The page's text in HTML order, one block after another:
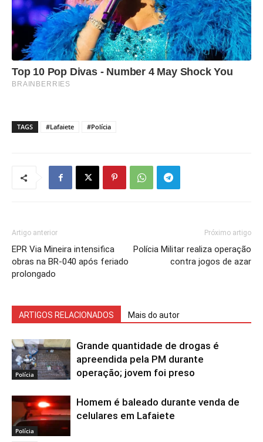
TAGS #Lafaiete #Polícia
Artigo anterior
EPR Via Mineira intensifica
obras na BR-040 após feriado
prolongado
Próximo artigo
Polícia Militar realiza operação
contra jogos de azar
ARTIGOS RELACIONADOS Mais do autor
Polícia
Grande quantidade de drogas é
apreendida pela PM durante
operação; jovem foi preso
Polícia
Homem é baleado durante venda de
celulares em Lafaiete